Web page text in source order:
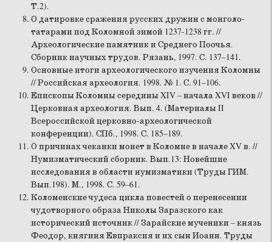
Т.2).
О датировке сражения русских дружин с монголо-
татарами под Коломной зимой 1237-1238 гг. //
Археологические памятник и Среднего Поочья.
Сборник научных трудов. Рязань, 1997. С. 137–141.
Основные итоги археологического изучения Коломны
// Российская археология. 1998. № 1. С. 91–106.
Епископы Коломны середины XIV – начала XVI веков //
Церковная археология. Вып. 4. (Материалы II
Всероссийской церковно-археологической
конференции). СПб., 1998. С. 185–189.
О причинах чеканки монет в Коломне в начале XV в. //
Нумизматический сборник. Вып.13: Новейшие
исследования в области нумизматики (Труды ГИМ.
Вып.198). М., 1998. С. 59–61.
Коломенские чудеса цикла повестей о перенесении
чудотворного образа Николы Заразского как
исторический источник // Зарайские мученики – князь
Феодор, княгиня Евпраксия и их сын Иоанн. Труды